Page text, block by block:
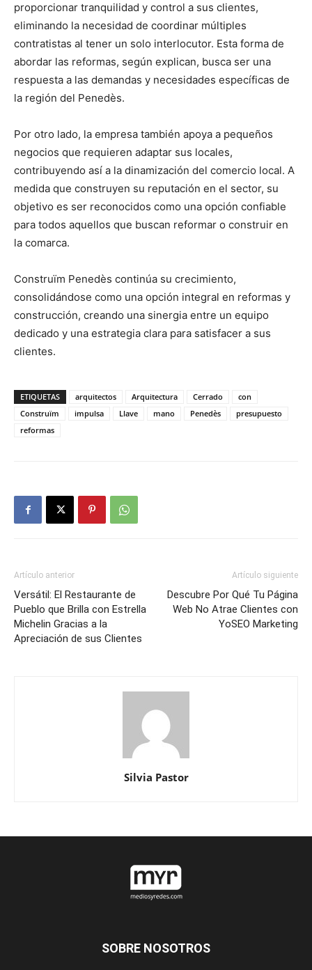
proporcionar tranquilidad y control a sus clientes,
eliminando la necesidad de coordinar múltiples
contratistas al tener un solo interlocutor. Esta forma de
abordar las reformas, según explican, busca ser una
respuesta a las demandas y necesidades específicas de
la región del Penedès.
Por otro lado, la empresa también apoya a pequeños
negocios que requieren adaptar sus locales,
contribuyendo así a la dinamización del comercio local. A
medida que construyen su reputación en el sector, su
objetivo es ser reconocidos como una opción confiable
para todos aquellos que buscan reformar o construir en
la comarca.
Construïm Penedès continúa su crecimiento,
consolidándose como una opción integral en reformas y
construcción, creando una sinergia entre un equipo
dedicado y una estrategia clara para satisfacer a sus
clientes.
ETIQUETAS arquitectos Arquitectura Cerrado
con
Construïm
impulsa Llave mano Penedès
presupuesto
reformas
Artículo anterior
Versátil: El Restaurante de
Pueblo que Brilla con Estrella
Michelin Gracias a la
Apreciación de sus Clientes
Artículo siguiente
Descubre Por Qué Tu Página
Web No Atrae Clientes con
YoSEO Marketing
Silvia Pastor
SOBRE NOSOTROS